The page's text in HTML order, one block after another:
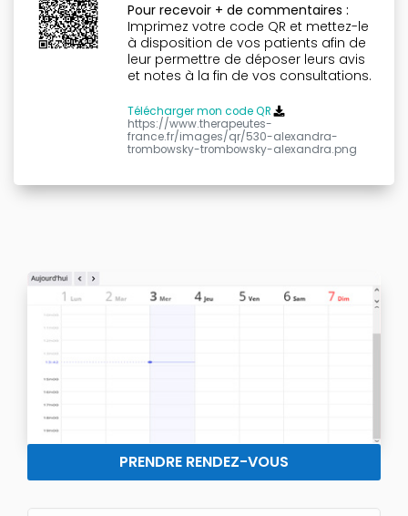
Pour recevoir + de commentaires :
Imprimez votre code QR et mettez-le
à disposition de vos patients afin de
leur permettre de déposer leurs avis
et notes à la fin de vos consultations.
Télécharger mon code QR
https://www.therapeutes-
france.fr/images/qr/530-alexandra-
trombowsky-trombowsky-alexandra.png
PRENDRE RENDEZ-VOUS